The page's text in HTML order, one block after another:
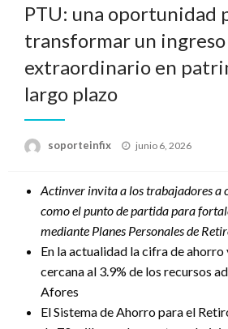
PTU: una oportunidad
transformar un ingreso
extraordinario en
largo plazo
soporteinfix
Publicado
junio 6, 2026
Actinver invita a los trabajadores a
como el punto de partida para
mediante Planes Personales de
En la actualidad la cifra de
cercana al 3.9% de los recursos
Afores
El Sistema de Ahorro para el